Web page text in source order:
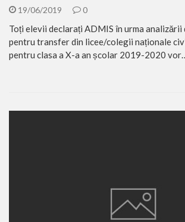
19/06/2019 0
Toți elevii declarați ADMIS în urma
pentru transfer din licee/colegii naționale
pentru clasa a X-a an școlar 2019-2020